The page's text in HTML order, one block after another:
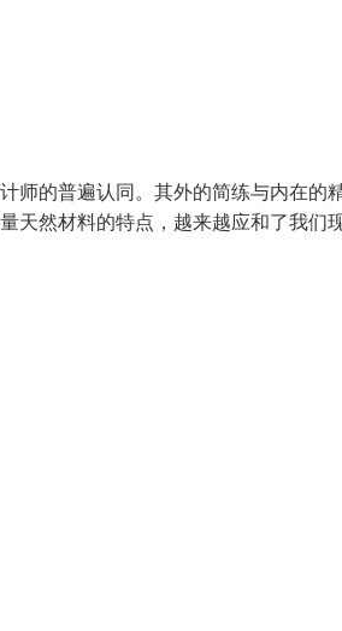
师的普遍认同。其外的简练与内在的
天然材料的特点，越来越应和了我们